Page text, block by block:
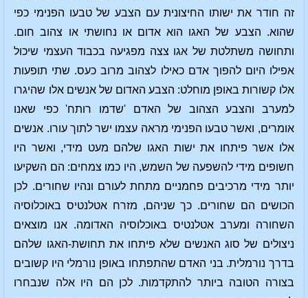
זה חודר את ישותו החיצונית עם הצבע של טבעו הפנימי כפי
שהוא. הצבע של האגו הוא אדום או נחושתי או צהוב חום.
ותחושה משתלטת של אגו צצה מפגיעה בכבוד העצמי שיכול
אפילו היום להפוך אדם כאילו לצהוב מרוב כעס. שתי תופעות
אלו קשורות באופן מוחלט: הצבע האדום של אנשים אלו שהיגרו
למערב והצבע הצהוב של האדם 'שדמו רותח' כפי שאנו
אומרים, ואשר טבעו הפנימי מראה עצמו ישר לתוך עורו. אנשים
אלו אשר פיתחו את ישות האגו שלהם מעט מידי, ואשר היו
חשופים מידי להשפעה של השמש, היו כמו צמחים: הם השקיעו
יותר מידי מרכיבים פחמניים מתחת לעורם ונהיו שחורים. לכן
הכושים הם שחורים. כך שניהם, מזרח אטלנטיס באוכלוסיה
השחורה ומערב אטלנטיס באוכלוסיה האדומה. אנו מוצאים
ניצולים של סוג האנשים שלא פיתחו את תחושת-האגו שלהם
בדרך נורמלית. בני האדם שהתפתחו באופן נורמלי היו קשובים
בצורה הטובה ביותר להתקדמות. לכן הם היו אלה שנבחרו